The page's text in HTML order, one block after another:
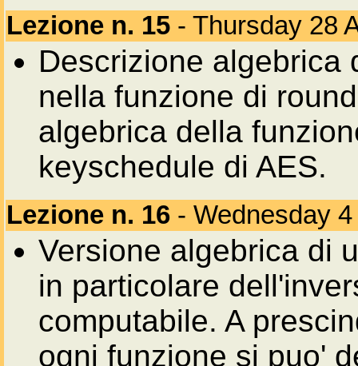
Lezione n. 15 - Thursday 28
Descrizione algebrica
nella funzione di
algebrica della
keyschedule di AES.
Lezione n. 16 - Wednesday
Versione algebrica di
in particolare
computabile. A
ogni funzione si puo'